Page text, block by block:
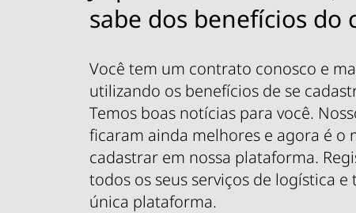
sabe dos benefícios do
Você tem um contrato conosco e
utilizando os benefícios de se
Temos boas notícias para você.
ficaram ainda melhores e agora é o
cadastrar em nossa plataforma.
todos os seus serviços de logística
única plataforma.